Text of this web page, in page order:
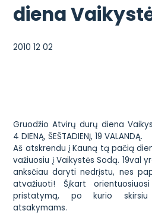
diena
2010 12 02
Gruodžio Atvirų durų diena
4 DIENĄ, ŠEŠTADIENĮ, 19 VALANDĄ.
Aš atskrendu į Kauną tą pačią
važiuosiu į Vaikystės Sodą. 19val
anksčiau daryti nedrįstu, nes
atvažiuoti! Šįkart
pristatymą, po kurio
atsakymams.